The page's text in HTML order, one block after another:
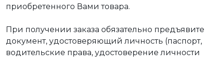
приобретенного Вами товара.
При получении заказа обязательно предъявите
документ, удостоверяющий личность (паспорт,
водительские права, удостоверение личности